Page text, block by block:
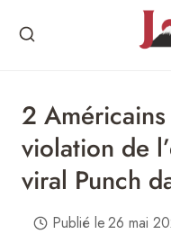
2
violation de
viral Punch
Publié le26 mai